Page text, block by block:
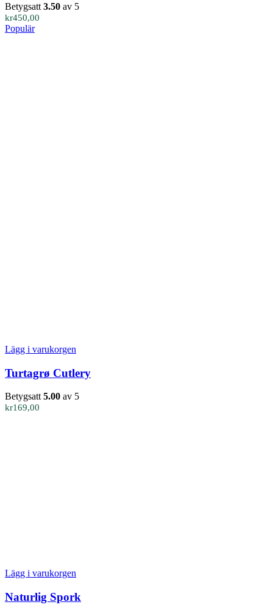
Betygsatt 3.50 av 5
kr450,00
Populär
Lägg i varukorgen
Turtagrø Cutlery
Betygsatt5.00 av 5
kr169,00
Lägg i varukorgen
Naturlig Spork